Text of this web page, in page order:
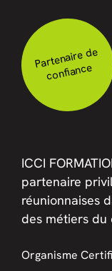
Partenaire de
confiance
ICCI
partenaire
réunionnaises
des métiers du
Organisme